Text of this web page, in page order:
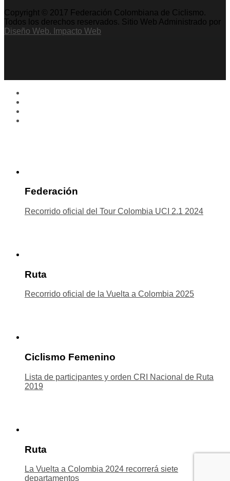
Copyright © 2017 Federación Colombiana de Ciclismo.
Todos los derechos reservados. Sitio Web Administrado por
Diseño Web. Impacto Web
Federación
Recorrido oficial del Tour Colombia UCI 2.1 2024
Ruta
Recorrido oficial de la Vuelta a Colombia 2025
Ciclismo Femenino
Lista de participantes y orden CRI Nacional de Ruta
2019
Ruta
La Vuelta a Colombia 2024 recorrerá siete
departamentos